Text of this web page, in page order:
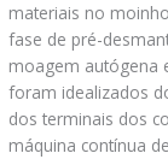
materiais no
fase de pré-
moagem autógena
foram idealizados
dos terminais dos
máquina contínua